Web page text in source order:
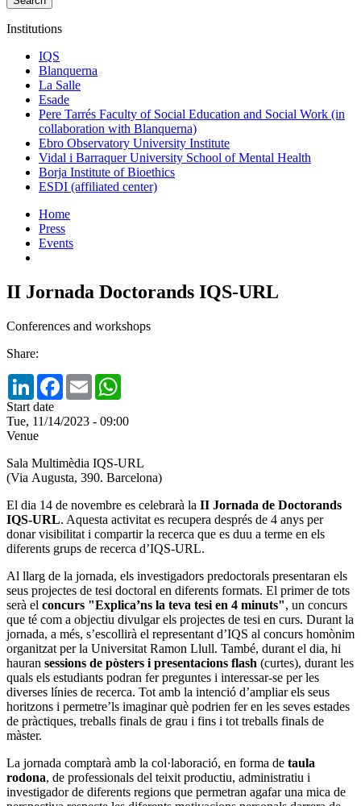
Institutions
IQS
Blanquerna
La Salle
Esade
Pere Tarrés Faculty of Social Education and Social Work (in
collaboration with Blanquerna)
Ebro Observatory University Institute
Vidal i Barraquer University School of Mental Health
Borja Institute of Bioethics
ESDI (affiliated center)
Home
Press
Events
II Jornada Doctorands IQS-URL
Conferences and workshops
Share:
LinkedInFacebook
Email
Start date
Tue, 11/14/2023 - 09:00
Venue
Sala Multimèdia IQS-URL
(Via Augusta, 390. Barcelona)
El dia 14 de novembre es celebrarà la II Jornada de Doctorands
IQS-URL. Aquesta activitat es recupera després de 4 anys per
donar visibilitat i compartir la recerca que es duu a terme en els
diferents grups de recerca d’IQS-URL.
Al llarg de la jornada, els investigadors predoctorals presentaran els
seus projectes de tesi doctoral en diferents formats. El primer de tots
serà el concurs "Explica’ns la teva tesi en 4 minuts", un concurs
que té com a objectiu divulgar els projectes de tesi en curs. Durant la
jornada, a més, s’escollirà el representant d’IQS al concurs homònim
organitzat per la Universitat Ramon Llull. També, durant el dia, hi
hauran sessions de pòsters i presentacions flash (curtes), durant les
quals els estudiants podran fer preguntes i interessar-se per les
diverses línies de recerca. Tot amb la intenció d’ampliar els seus
horitzons i permetre’ls imaginar què podrien fer en les seves estades
de pràctiques, treballs finals de grau i fins i tot treballs finals de
màster.
La jornada comptarà amb la col·laboració, en forma de taula
rodona, de professionals del teixit productiu, administratiu i
investigador de diferents regions que permetran agafar una mica de